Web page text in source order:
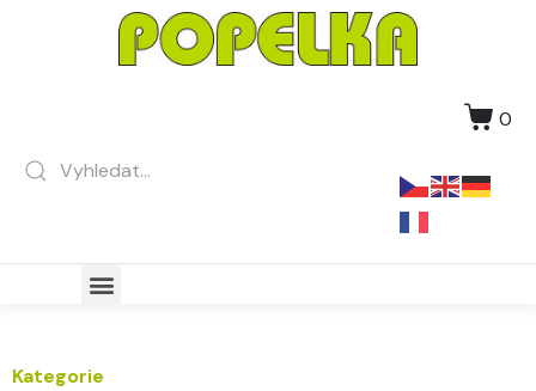
0
Kategorie